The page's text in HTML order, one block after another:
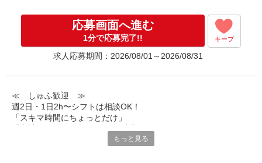
応募画面へ進む
1分で応募完了!! キープ
求人応募期間：2026/08/01～2026/08/31
≪ しゅふ歓迎 ≫
週2日・1日2h〜シフトは相談OK！
「スキマ時間にちょっとだけ」
など、自分らしく活躍できますよ。
もっと見る